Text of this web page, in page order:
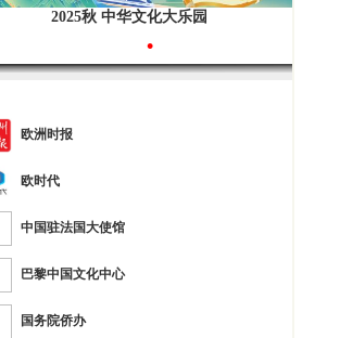
2025秋 中华文化大乐园
•
欧洲时报
欧时代
中国驻法国大使馆
巴黎中国文化中心
国务院侨办